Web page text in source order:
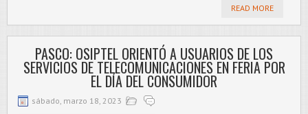
READ MORE
PASCO: OSIPTEL ORIENTÓ A USUARIOS DE LOS
SERVICIOS DE TELECOMUNICACIONES EN FERIA POR
EL DÍA DEL CONSUMIDOR
sábado, marzo 18, 2023